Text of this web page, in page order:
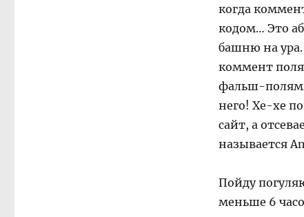
когда
кодом… Это
башню на ура.
коммент
фальш-
него! Хе-хе
сайт, а
называется
Пойду
меньше 6